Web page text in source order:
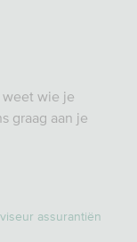
wie je
graag aan je
assurantiën